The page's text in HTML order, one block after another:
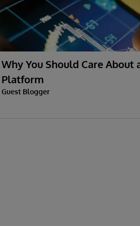
Why You Should Care About
Platform
Guest Blogger